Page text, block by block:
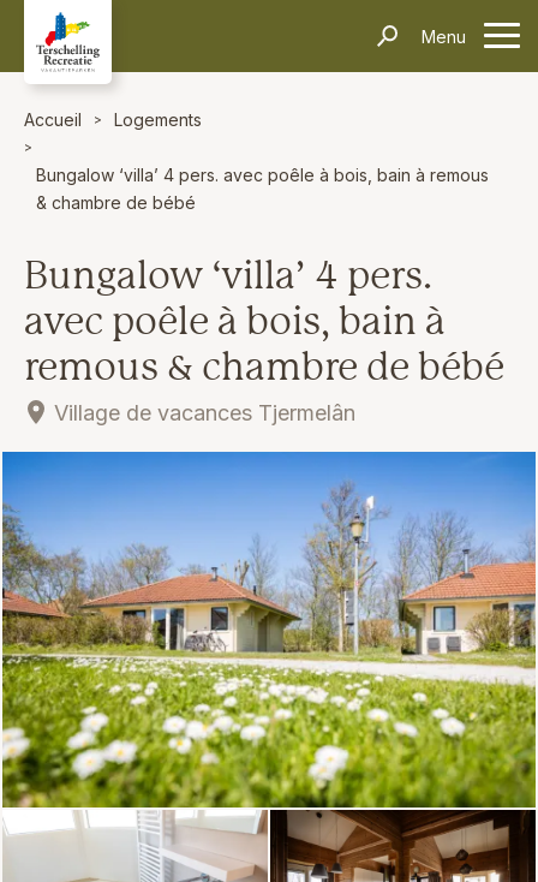
Menu
contacter
Hébergements
Informations
Questions fréquentes
Le transport
Villages
Thèmes
Contact
Rechercher et réserver
Accueil Logements
Bungalow ‘villa’ 4 pers. avec poêle à bois, bain à remous
& chambre de bébé
Bungalow ‘villa’ 4 pers.
avec poêle à bois, bain à
remous & chambre de bébé
Village de vacances Tjermelân